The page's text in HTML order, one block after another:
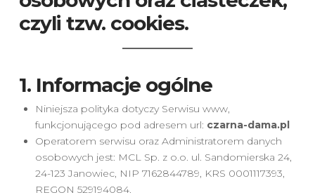
czyli tzw. cookies.
1. Informacje ogólne
Niniejsza polityka dotyczy Serwisu www,
funkcjonującego pod adresem url: czarna-dama.pl
Operatorem serwisu oraz Administratorem danych
osobowych jest: MCL Sp. z o.o. ul. Sandomierska 24,
24-123 Janowiec, NIP 7162844789, KRS 0001117393,
REGON 529194084.